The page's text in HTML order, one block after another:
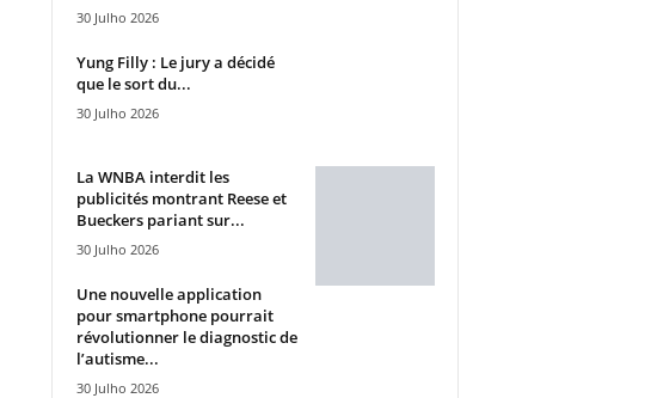
30 Julho 2026
Yung Filly : Le jury a décidé
que le sort du...
30 Julho 2026
La WNBA interdit les
publicités montrant Reese et
Bueckers pariant sur...
30 Julho 2026
Une nouvelle application
pour smartphone pourrait
révolutionner le diagnostic de
l’autisme...
30 Julho 2026